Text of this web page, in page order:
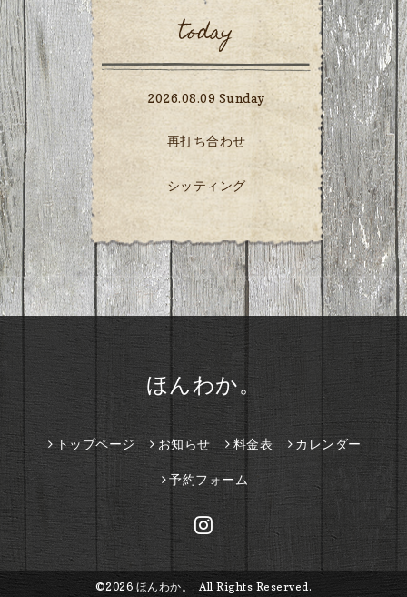
today
2026.08.09 Sunday
再打ち合わせ
シッティング
ほんわか。
トップページ お知らせ 料金表 カレンダー
予約フォーム
©2026 ほんわか。. All Rights Reserved.